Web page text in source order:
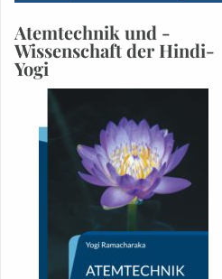
Atemtechnik und -
Wissenschaft der Hindi-
Yogi